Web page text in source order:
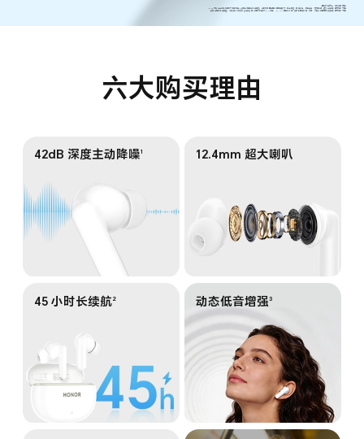
*42dB 为本产品可达到的最大降噪深度。数据来源于荣耀实验室，实际效果因使用者的耳朵尺寸、所选耳塞、耳道结构、佩戴姿势、是否咀嚼、运动等条件影响而有所不同。
*数据来源荣耀实验室，综合续航和单次音乐续航数据，使用荣耀手机 50% 音量，ANC OFF 的测试结果；实际时间受音量、音源、环境和使用习惯等条件影响而有所不同。
六大购买理由
42dB 深度主动降噪1 12.4mm 超大喇叭
45 小时长续航2 动态低音增强3